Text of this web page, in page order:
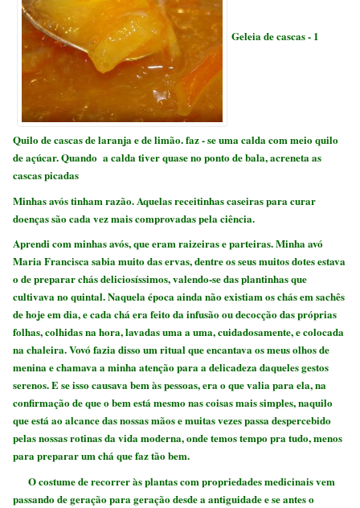
Geleia de cascas - 1
Quilo de cascas de laranja e de limão. faz - se uma calda com meio quilo
de açúcar. Quando a calda tiver quase no ponto de bala, acreneta as
cascas picadas
Minhas avós tinham razão. Aquelas receitinhas caseiras para curar
doenças são cada vez mais comprovadas pela ciência.
Aprendi com minhas avós, que eram raizeiras e parteiras. Minha avó
Maria Francisca sabia muito das ervas, dentre os seus muitos dotes estava
o de preparar chás deliciosíssimos, valendo-se das plantinhas que
cultivava no quintal. Naquela época ainda não existiam os chás em sachês
de hoje em dia, e cada chá era feito da infusão ou decocção das próprias
folhas, colhidas na hora, lavadas uma a uma, cuidadosamente, e colocada
na chaleira. Vovó fazia disso um ritual que encantava os meus olhos de
menina e chamava a minha atenção para a delicadeza daqueles gestos
serenos. E se isso causava bem às pessoas, era o que valia para ela, na
confirmação de que o bem está mesmo nas coisas mais simples, naquilo
que está ao alcance das nossas mãos e muitas vezes passa despercebido
pelas nossas rotinas da vida moderna, onde temos tempo pra tudo, menos
para preparar um chá que faz tão bem.
O costume de recorrer às plantas com propriedades medicinais vem
passando de geração para geração desde a antiguidade e se antes o